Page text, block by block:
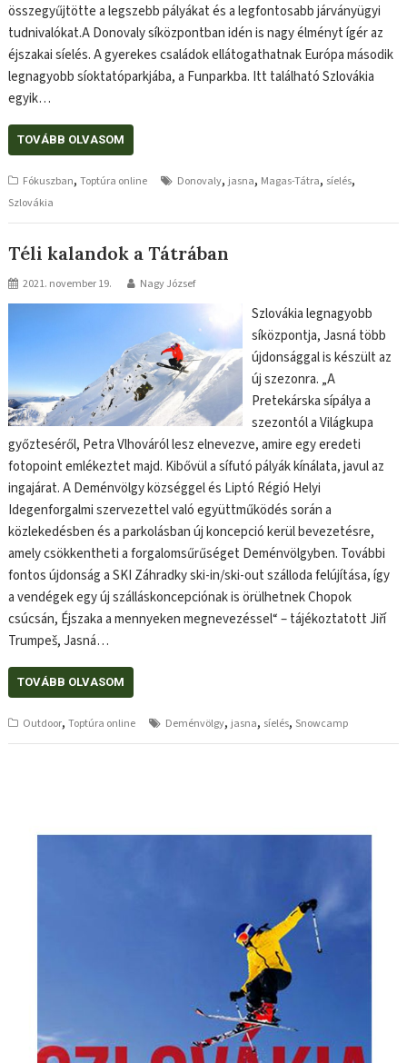
összegyűjtötte a legszebb pályákat és a legfontosabb járványügyi
tudnivalókat.A Donovaly síközpontban idén is nagy élményt ígér az
éjszakai síelés. A gyerekes családok ellátogathatnak Európa második
legnagyobb síoktatóparkjába, a Funparkba. Itt található Szlovákia
egyik…
TOVÁBB OLVASOM
Fókuszban,Toptúra online Donovaly, jasna, Magas-Tátra, síelés,
Szlovákia
Téli kalandok a Tátrában
2021. november 19. Nagy József
Szlovákia legnagyobb
síközpontja, Jasná több
újdonsággal is készült az
új szezonra. „A
Pretekárska sípálya a
szezontól a Világkupa
győzteséről, Petra Vlhováról lesz elnevezve, amire egy eredeti
fotopoint emlékeztet majd. Kibővül a sífutó pályák kínálata, javul az
ingajárat. A Deménvölgy községgel és Liptó Régió Helyi
Idegenforgalmi szervezettel való együttműködés során a
közlekedésben és a parkolásban új koncepció kerül bevezetésre,
amely csökkentheti a forgalomsűrűséget Deménvölgyben. További
fontos újdonság a SKI Záhradky ski-in/ski-out szálloda felújítása, így
a vendégek egy új szálláskoncepciónak is örülhetnek Chopok
csúcsán, Éjszaka a mennyeken megnevezéssel“ – tájékoztatott Jiří
Trumpeš, Jasná…
TOVÁBB OLVASOM
Outdoor,Toptúra online Deménvölgy,jasna, síelés, Snowcamp